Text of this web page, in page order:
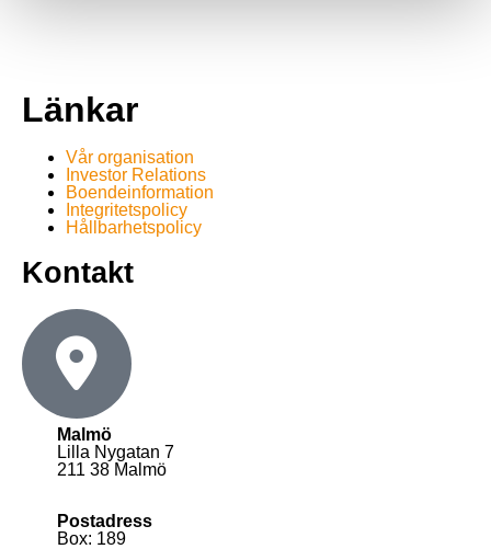
Länkar
Vår organisation
Investor Relations
Boendeinformation
Integritetspolicy
Hållbarhetspolicy
Kontakt
Malmö
Lilla Nygatan 7
211 38 Malmö
Postadress
Box: 189